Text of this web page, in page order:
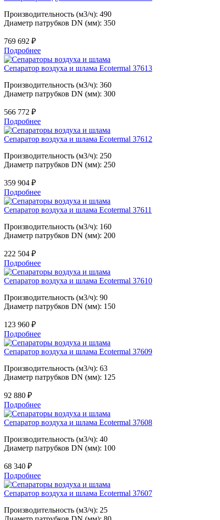
Производительность (м3/ч): 490
Диаметр патрубков DN (мм): 350
769 692 ₽
Подробнее
Сепаратор воздуха и шлама Ecotermal 37613
Производительность (м3/ч): 360
Диаметр патрубков DN (мм): 300
566 772 ₽
Подробнее
Сепаратор воздуха и шлама Ecotermal 37612
Производительность (м3/ч): 250
Диаметр патрубков DN (мм): 250
359 904 ₽
Подробнее
Сепаратор воздуха и шлама Ecotermal 37611
Производительность (м3/ч): 160
Диаметр патрубков DN (мм): 200
222 504 ₽
Подробнее
Сепаратор воздуха и шлама Ecotermal 37610
Производительность (м3/ч): 90
Диаметр патрубков DN (мм): 150
123 960 ₽
Подробнее
Сепаратор воздуха и шлама Ecotermal 37609
Производительность (м3/ч): 63
Диаметр патрубков DN (мм): 125
92 880 ₽
Подробнее
Сепаратор воздуха и шлама Ecotermal 37608
Производительность (м3/ч): 40
Диаметр патрубков DN (мм): 100
68 340 ₽
Подробнее
Сепаратор воздуха и шлама Ecotermal 37607
Производительность (м3/ч): 25